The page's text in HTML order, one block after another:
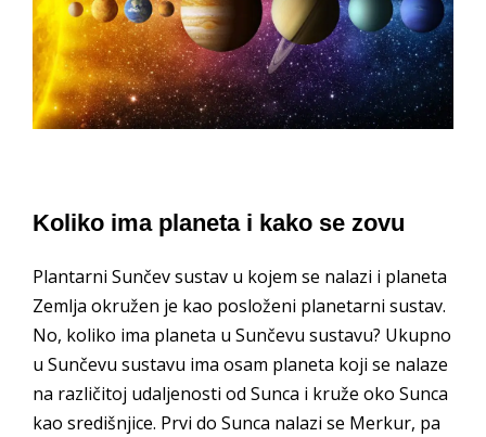
Koliko ima planeta i kako se zovu
Plantarni Sunčev sustav u kojem se nalazi i planeta
Zemlja okružen je kao posloženi planetarni sustav.
No, koliko ima planeta u Sunčevu sustavu? Ukupno
u Sunčevu sustavu ima osam planeta koji se nalaze
na različitoj udaljenosti od Sunca i kruže oko Sunca
kao središnjice. Prvi do Sunca nalazi se Merkur, pa